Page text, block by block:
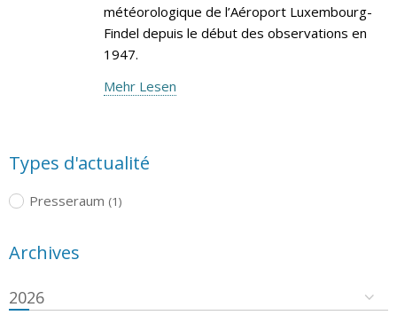
météorologique de l’Aéroport Luxembourg-
Findel depuis le début des observations en
1947.
Mehr Lesen
Types d'actualité
Presseraum (1)
Archives
2026